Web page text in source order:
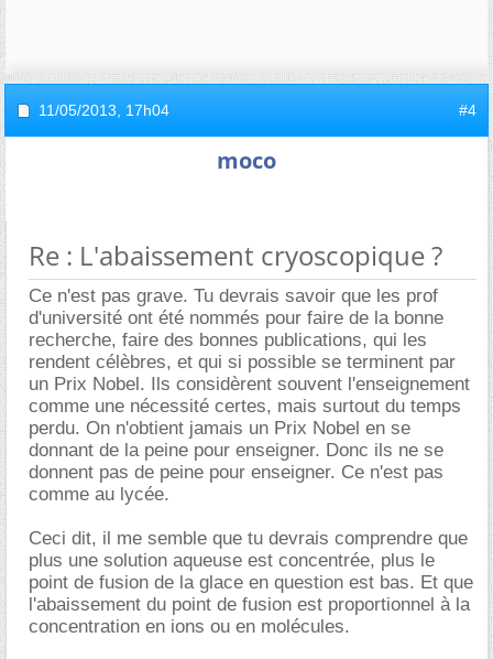
11/05/2013, 17h04 #4
moco
Re : L'abaissement cryoscopique ?
Ce n'est pas grave. Tu devrais savoir que les prof
d'université ont été nommés pour faire de la bonne
recherche, faire des bonnes publications, qui les
rendent célèbres, et qui si possible se terminent par
un Prix Nobel. Ils considèrent souvent l'enseignement
comme une nécessité certes, mais surtout du temps
perdu. On n'obtient jamais un Prix Nobel en se
donnant de la peine pour enseigner. Donc ils ne se
donnent pas de peine pour enseigner. Ce n'est pas
comme au lycée.
Ceci dit, il me semble que tu devrais comprendre que
plus une solution aqueuse est concentrée, plus le
point de fusion de la glace en question est bas. Et que
l'abaissement du point de fusion est proportionnel à la
concentration en ions ou en molécules.